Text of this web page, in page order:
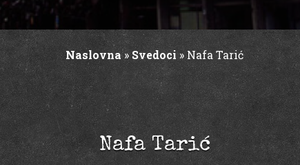
Naslovna»Svedoci»Nafa Tarić
Nafa Tarić